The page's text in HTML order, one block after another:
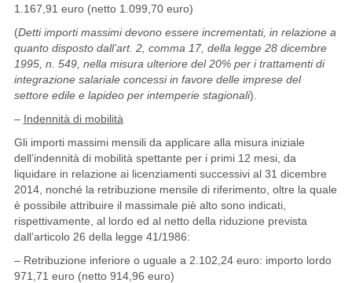
1.167,91 euro (netto 1.099,70 euro)
(Detti importi massimi devono essere incrementati, in relazione a
quanto disposto dall’art. 2, comma 17, della legge 28 dicembre
1995, n. 549, nella misura ulteriore del 20% per i trattamenti di
integrazione salariale concessi in favore delle imprese del
settore edile e lapideo per intemperie stagionali).
– Indennità di mobilità
Gli importi massimi mensili da applicare alla misura iniziale
dell’indennità di mobilità spettante per i primi 12 mesi, da
liquidare in relazione ai licenziamenti successivi al 31 dicembre
2014, nonché la retribuzione mensile di riferimento, oltre la quale
è possibile attribuire il massimale piè alto sono indicati,
rispettivamente, al lordo ed al netto della riduzione prevista
dall’articolo 26 della legge 41/1986:
– Retribuzione inferiore o uguale a 2.102,24 euro: importo lordo
971,71 euro (netto 914,96 euro)